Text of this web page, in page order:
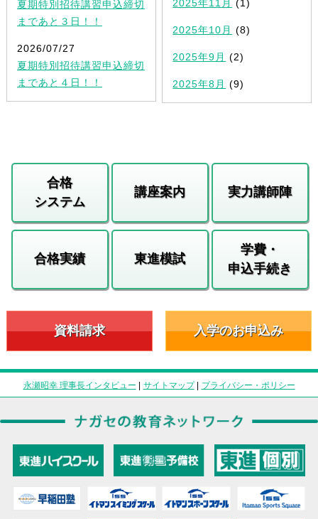
夏期特別招待講習申込締切
まであと３日！！
2026/07/27
夏期特別招待講習申込締切
まであと４日！！
2025年11月 (1)
2025年10月 (8)
2025年9月 (2)
2025年8月 (9)
合格
システム
講座案内 実力講師陣
合格実績 東進模試
学費・
申込手続き
資料請求 入学のお申込み
永瀬昭幸 理事長インタビュー | サイトマップ| プライバシー・ポリシー